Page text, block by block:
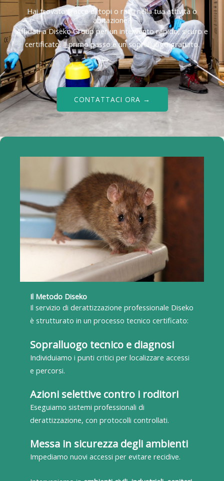
Hai trovato tracce di topi o ratti nella tua attività o
abitazione?
Affidati a Diseko Group per un intervento rapido, sicuro e
certificato. Il primo passo è un sopralluogo gratuito.
CONTATTACI ORA →
Il Metodo Diseko
Il servizio di derattizzazione professionale Diseko
è strutturato in un processo tecnico certificato:
Sopralluogo tecnico e diagnosi
Individuiamo i punti critici per localizzare accessi
e percorsi.
Azioni selettive contro i roditori
Eseguiamo sistemi professionali di
derattizzazione, con protocolli controllati.
Messa in sicurezza degli ambienti
Impediamo nuovi accessi per evitare recidive.